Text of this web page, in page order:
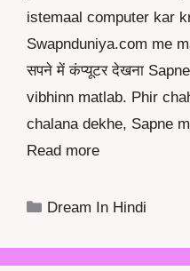
istemaal computer kar
Swapnduniya.com me
सपने में कंप्यूटर देखना
vibhinn matlab. Phir
chalana dekhe, Sapne
Read more
Categories
Dream In Hindi